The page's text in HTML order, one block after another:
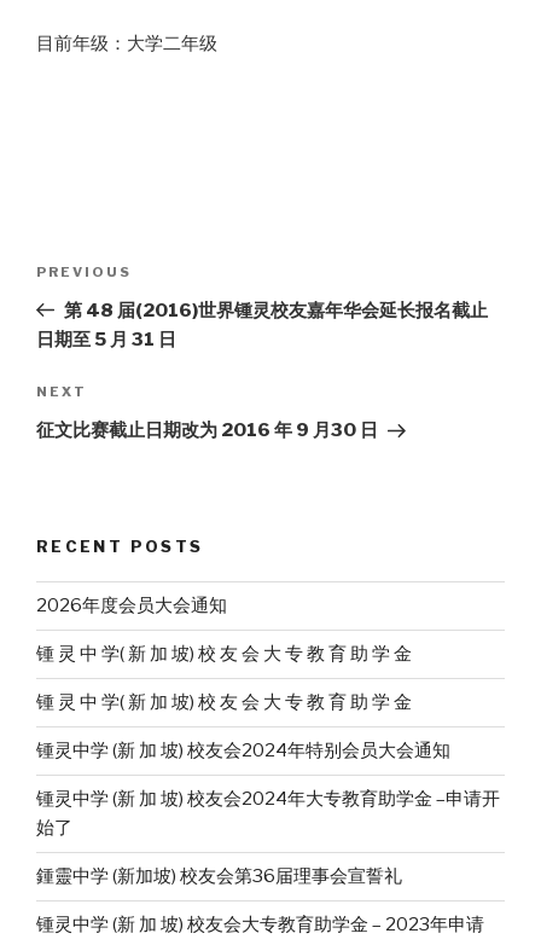
目前年级：大学二年级
Previous
Post
PREVIOUS
第 48 届(2016)世界锺灵校友嘉年华会延长报名截止
日期至 5 月 31 日
Next
Post
NEXT
征文比赛截止日期改为 2016 年 9 月30 日
RECENT POSTS
2026年度会员大会通知
锺 灵 中 学( 新 加 坡) 校 友 会 大 专 教 育 助 学 金
锺 灵 中 学( 新 加 坡) 校 友 会 大 专 教 育 助 学 金
锺灵中学 (新 加 坡) 校友会2024年特别会员大会通知
锺灵中学 (新 加 坡) 校友会2024年大专教育助学金 –申请开
始了
鍾靈中学 (新加坡) 校友会第36届理事会宣誓礼
锺灵中学 (新 加 坡) 校友会大专教育助学金 – 2023年申请